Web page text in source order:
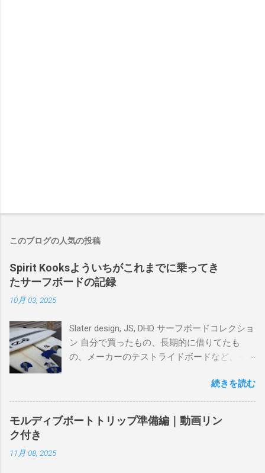
このブログの人気の投稿
Spirit Kooksよういちがこれまでに乗ってき
たサーフボードの記録
10月 03, 2025
Slater design, JS, DHD サーフボードコレクショ
ン 自分で買ったもの、長期的に借りてたも
の、メーカーのテストライドボードなど、イ
を書き残しているページです。 記録と残して
るので、過去のボードたちはもうすでに人に
譲って、手元に無いのがほとんどだけど。 色
んなサーフボードに乗って、サーフィンの世
続きを読む
モルディブボートトリップ準備編｜動画リン
ク付き
11月 08, 2025